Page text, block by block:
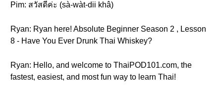
Pim: สวัสดีค่ะ (sà-wàt-dii khâ)
Ryan: Ryan here! Absolute Beginner Season 2 , Lesson
8 - Have You Ever Drunk Thai Whiskey?
Ryan: Hello, and welcome to ThaiPOD101.com, the
fastest, easiest, and most fun way to learn Thai!